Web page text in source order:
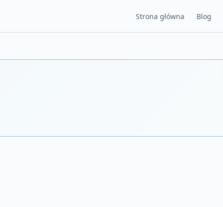
Strona główna Blog